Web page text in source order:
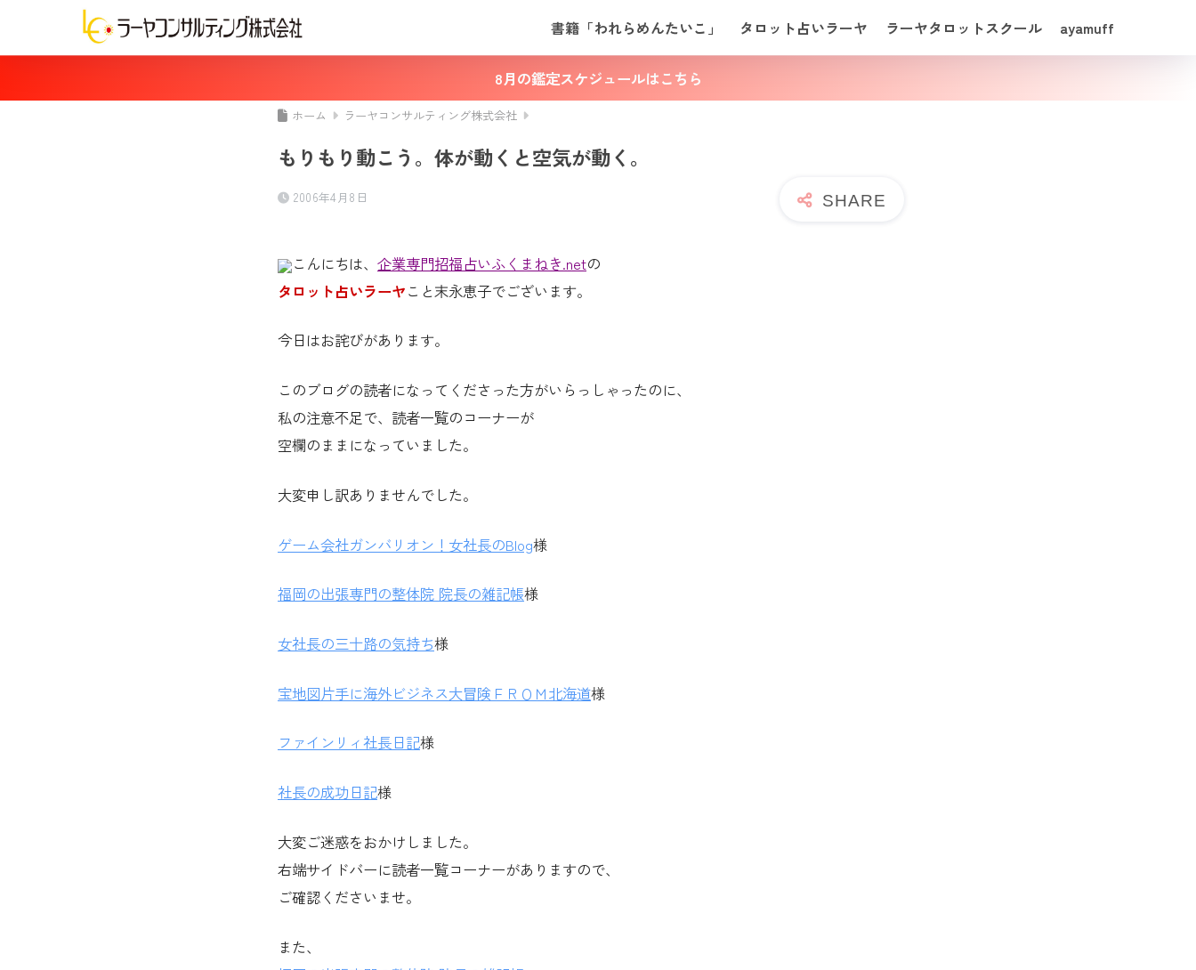
書籍「われらめんたいこ」 タロット占いラーヤ ラーヤタロットスクール ayamuff
8月の鑑定スケジュールはこちら
ホーム ラーヤコンサルティング株式会社
もりもり動こう。体が動くと空気が動く。
2006年4月8日
こんにちは、 企業専門招福占いふくまねき.netの
タロット占いラーヤこと末永恵子でございます。
今日はお詫びがあります。
このブログの読者になってくださった方がいらっしゃったのに、
私の注意不足で、読者一覧のコーナーが
空欄のままになっていました。
大変申し訳ありませんでした。
ゲーム会社ガンバリオン！女社長のBlog様
福岡の出張専門の整体院 院長の雑記帳様
女社長の三十路の気持ち様
宝地図片手に海外ビジネス大冒険ＦＲＯＭ北海道様
ファインリィ社長日記様
社長の成功日記様
大変ご迷惑をおかけしました。
右端サイドバーに読者一覧コーナーがありますので、
ご確認くださいませ。
また、